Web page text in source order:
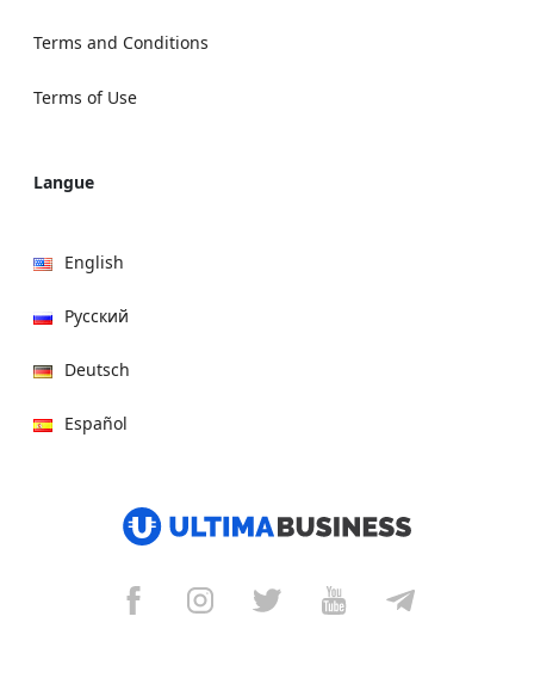
Terms and Conditions
Terms of Use
Langue
English
Русский
Deutsch
Español